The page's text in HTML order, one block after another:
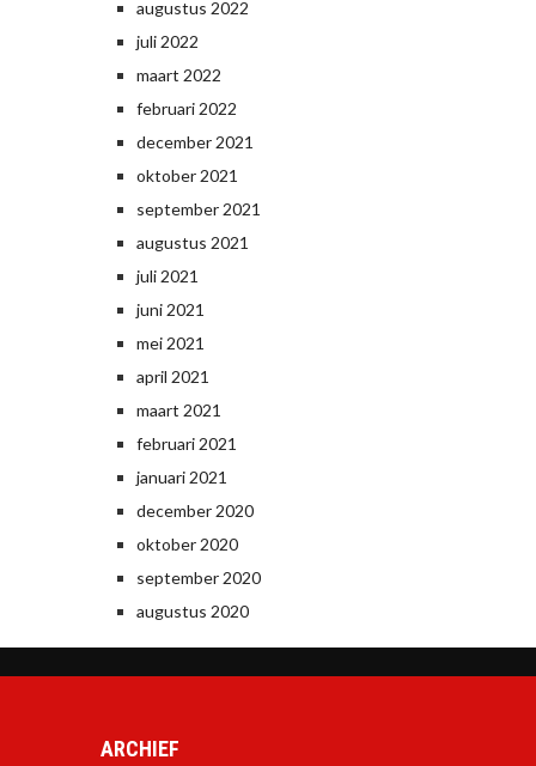
augustus 2022
juli 2022
maart 2022
februari 2022
december 2021
oktober 2021
september 2021
augustus 2021
juli 2021
juni 2021
mei 2021
april 2021
maart 2021
februari 2021
januari 2021
december 2020
oktober 2020
september 2020
augustus 2020
ARCHIEF